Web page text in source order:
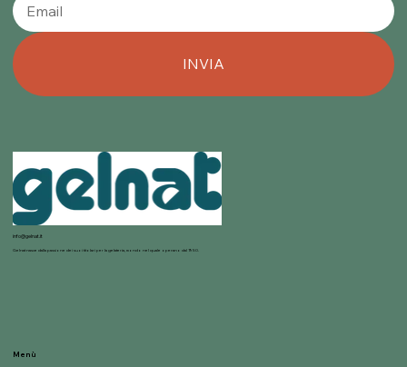
INVIA
info@gelnat.it
Gelnat nasce dalla passione dei suoi titolari per la gelateria, mondo nel quale operano dal 1950.
Menù